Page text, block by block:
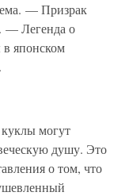
— Призрак
— Легенда о
японском
могут
душу. Это
о том, что